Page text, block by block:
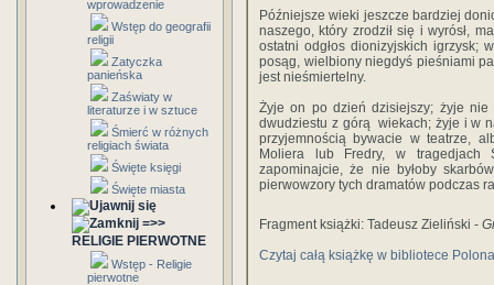
wprowadzenie
Wstęp do geografii
religii
Zatyczka
panieńska
Zaświaty w
literaturze i w sztuce
Śmierć w różnych
religiach świata
Święte księgi
Święte miasta
=>>
RELIGIE PIERWOTNE
Wstęp - Religie
pierwotne
Późniejsze wieki jeszcze bardziej
naszego, który zrodził się i wyrósł,
ostatni odgłos dionizyjskich igrzysk;
posąg, wielbiony niegdyś pieśniami
jest nieśmiertelny.
Żyje on po dzień dzisiejszy; żyje nie
dwudziestu z górą wiekach; żyje i w
przyjemnością bywacie w teatrze,
Moliera lub Fredry, w tragedjach
zapominajcie, że nie byłoby
pierwowzory tych dramatów podczas
Fragment książki: Tadeusz Zieliński -
Czytaj całą książkę w bibliotece Polona